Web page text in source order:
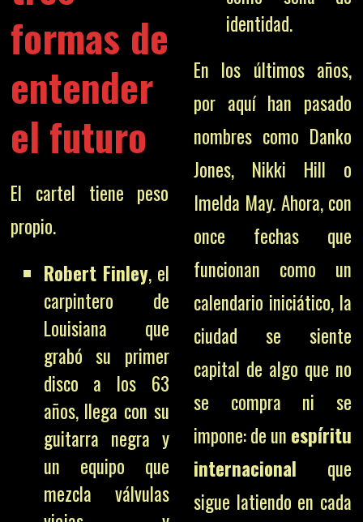
formas de
entender
el futuro
El cartel tiene peso
propio.
Robert Finley, el
carpintero de
Louisiana que
grabó su primer
disco a los 63
años, llega con su
guitarra negra y
un equipo que
mezcla válvulas
identidad.
En los últimos años,
por aquí han pasado
nombres como Danko
Jones, Nikki Hill o
Imelda May. Ahora, con
once fechas que
funcionan como un
calendario iniciático, la
ciudad se siente
capital de algo que no
se compra ni se
impone: de un espíritu
internacional que
sigue latiendo en cada